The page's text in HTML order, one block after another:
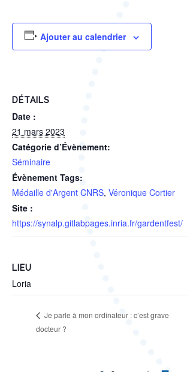
Ajouter au calendrier
DÉTAILS
Date :
21 mars 2023
Catégorie d’Évènement:
Séminaire
Évènement Tags:
Médaille d'Argent CNRS, Véronique Cortier
Site :
https://synalp.gitlabpages.inria.fr/gardentfest/
LIEU
Loria
Je parle à mon ordinateur : c’est grave
docteur ?